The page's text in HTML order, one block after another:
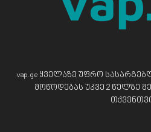
vap.ge ყველაზე უფრო
მოწოდებას უკვე 2 წელზე